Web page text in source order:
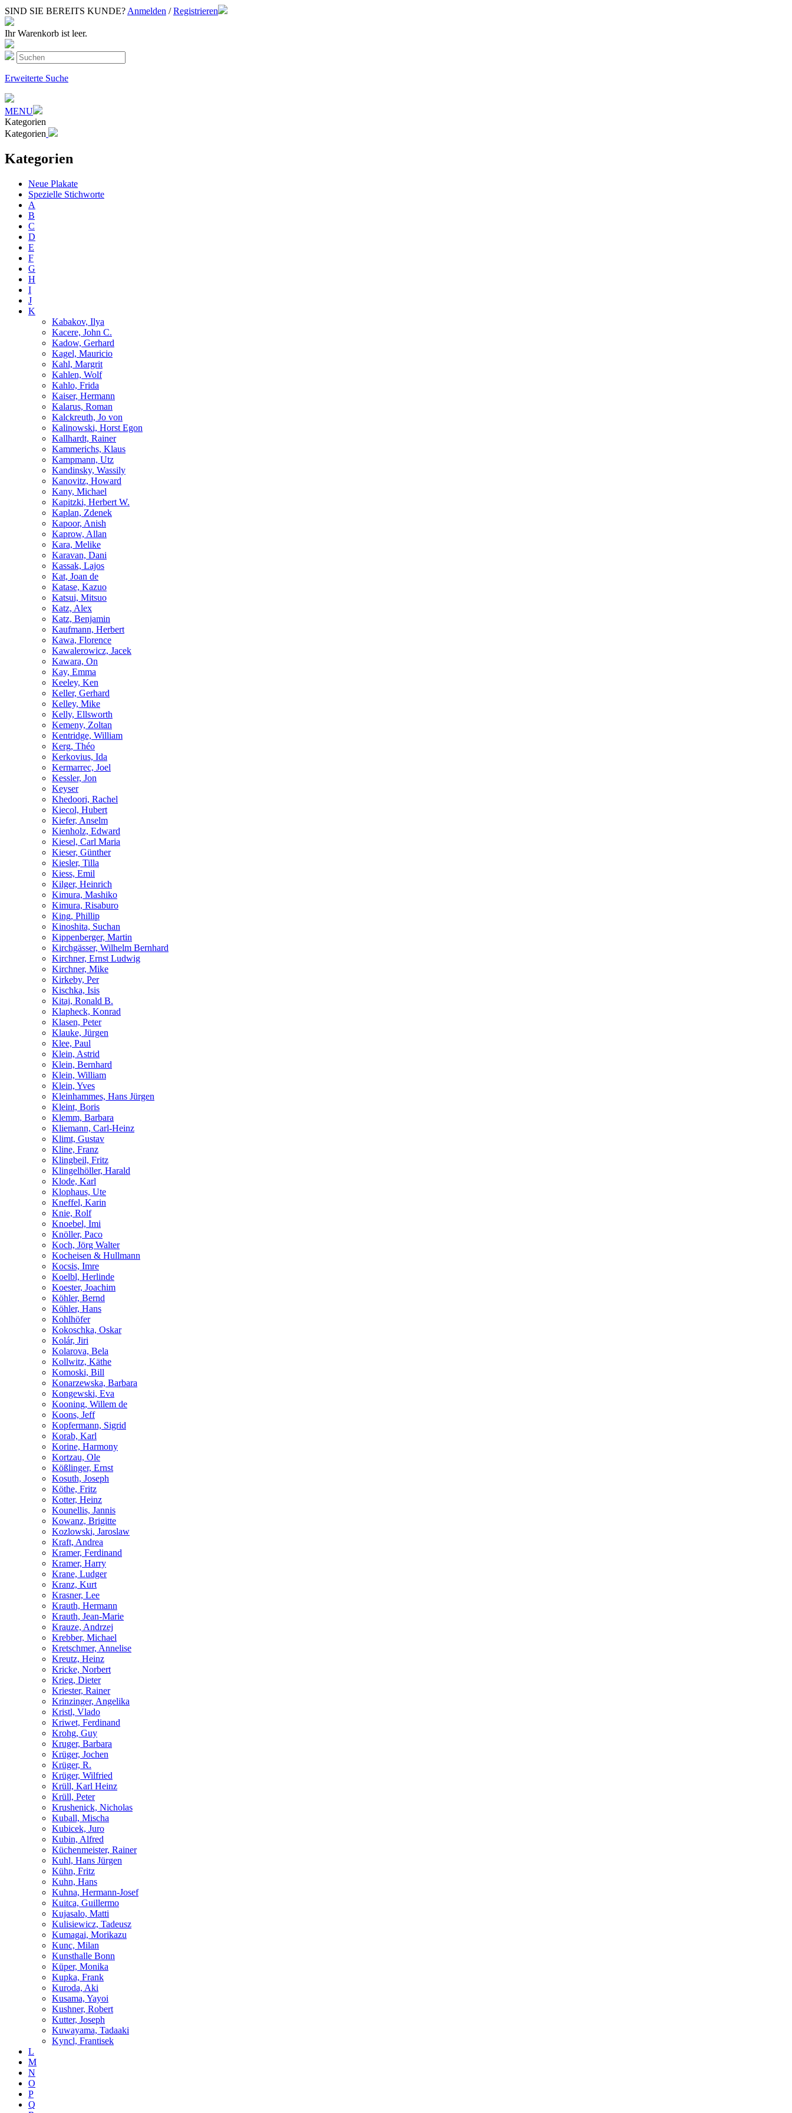
SIND SIE BEREITS KUNDE? Anmelden / Registrieren
Ihr Warenkorb ist leer.
Erweiterte Suche
MENU
Kategorien
Kategorien
Kategorien
Neue Plakate
Spezielle Stichworte
A
B
C
D
E
F
G
H
I
J
K
Kabakov, Ilya
Kacere, John C.
Kadow, Gerhard
Kagel, Mauricio
Kahl, Margrit
Kahlen, Wolf
Kahlo, Frida
Kaiser, Hermann
Kalarus, Roman
Kalckreuth, Jo von
Kalinowski, Horst Egon
Kallhardt, Rainer
Kammerichs, Klaus
Kampmann, Utz
Kandinsky, Wassily
Kanovitz, Howard
Kany, Michael
Kapitzki, Herbert W.
Kaplan, Zdenek
Kapoor, Anish
Kaprow, Allan
Kara, Melike
Karavan, Dani
Kassak, Lajos
Kat, Joan de
Katase, Kazuo
Katsui, Mitsuo
Katz, Alex
Katz, Benjamin
Kaufmann, Herbert
Kawa, Florence
Kawalerowicz, Jacek
Kawara, On
Kay, Emma
Keeley, Ken
Keller, Gerhard
Kelley, Mike
Kelly, Ellsworth
Kemeny, Zoltan
Kentridge, William
Kerg, Théo
Kerkovius, Ida
Kermarrec, Joel
Kessler, Jon
Keyser
Khedoori, Rachel
Kiecol, Hubert
Kiefer, Anselm
Kienholz, Edward
Kiesel, Carl Maria
Kieser, Günther
Kiesler, Tilla
Kiess, Emil
Kilger, Heinrich
Kimura, Mashiko
Kimura, Risaburo
King, Phillip
Kinoshita, Suchan
Kippenberger, Martin
Kirchgässer, Wilhelm Bernhard
Kirchner, Ernst Ludwig
Kirchner, Mike
Kirkeby, Per
Kischka, Isis
Kitaj, Ronald B.
Klapheck, Konrad
Klasen, Peter
Klauke, Jürgen
Klee, Paul
Klein, Astrid
Klein, Bernhard
Klein, William
Klein, Yves
Kleinhammes, Hans Jürgen
Kleint, Boris
Klemm, Barbara
Kliemann, Carl-Heinz
Klimt, Gustav
Kline, Franz
Klingbeil, Fritz
Klingelhöller, Harald
Klode, Karl
Klophaus, Ute
Kneffel, Karin
Knie, Rolf
Knoebel, Imi
Knöller, Paco
Koch, Jörg Walter
Kocheisen & Hullmann
Kocsis, Imre
Koelbl, Herlinde
Koester, Joachim
Köhler, Bernd
Köhler, Hans
Kohlhöfer
Kokoschka, Oskar
Kolár, Jiri
Kolarova, Bela
Kollwitz, Käthe
Komoski, Bill
Konarzewska, Barbara
Kongewski, Eva
Kooning, Willem de
Koons, Jeff
Kopfermann, Sigrid
Korab, Karl
Korine, Harmony
Kortzau, Ole
Kößlinger, Ernst
Kosuth, Joseph
Köthe, Fritz
Kotter, Heinz
Kounellis, Jannis
Kowanz, Brigitte
Kozlowski, Jaroslaw
Kraft, Andrea
Kramer, Ferdinand
Kramer, Harry
Krane, Ludger
Kranz, Kurt
Krasner, Lee
Krauth, Hermann
Krauth, Jean-Marie
Krauze, Andrzej
Krebber, Michael
Kretschmer, Annelise
Kreutz, Heinz
Kricke, Norbert
Krieg, Dieter
Kriester, Rainer
Krinzinger, Angelika
Kristl, Vlado
Kriwet, Ferdinand
Krohg, Guy
Kruger, Barbara
Krüger, Jochen
Krüger, R.
Krüger, Wilfried
Krüll, Karl Heinz
Krüll, Peter
Krushenick, Nicholas
Kuball, Mischa
Kubicek, Juro
Kubin, Alfred
Küchenmeister, Rainer
Kuhl, Hans Jürgen
Kühn, Fritz
Kuhn, Hans
Kuhna, Hermann-Josef
Kuitca, Guillermo
Kujasalo, Matti
Kulisiewicz, Tadeusz
Kumagai, Morikazu
Kunc, Milan
Kunsthalle Bonn
Küper, Monika
Kupka, Frank
Kuroda, Aki
Kusama, Yayoi
Kushner, Robert
Kutter, Joseph
Kuwayama, Tadaaki
Kyncl, Frantisek
L
M
N
O
P
Q